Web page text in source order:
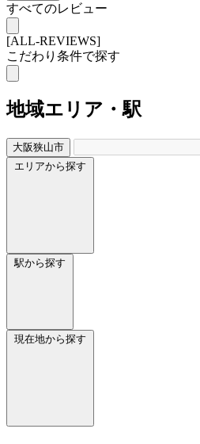
すべてのレビュー
[ALL-REVIEWS]
こだわり条件で探す
地域エリア・駅
大阪狭山市
エリアから探す
駅から探す
現在地から探す